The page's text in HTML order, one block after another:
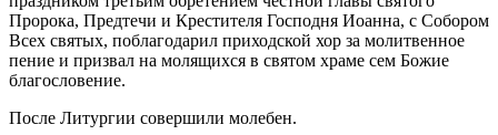
Пророка, Предтечи и Крестителя Господня Иоанна, с Собором
Всех святых, поблагодарил приходской хор за молитвенное
пение и призвал на молящихся в святом храме сем Божие
благословение.
После Литургии совершили молебен.